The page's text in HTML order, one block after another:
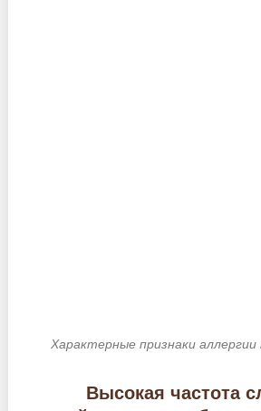
Характерные признаки
Высокая частота